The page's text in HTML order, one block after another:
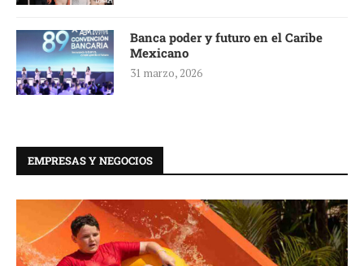
Banca poder y futuro en el Caribe
Mexicano
31 marzo, 2026
EMPRESAS Y NEGOCIOS